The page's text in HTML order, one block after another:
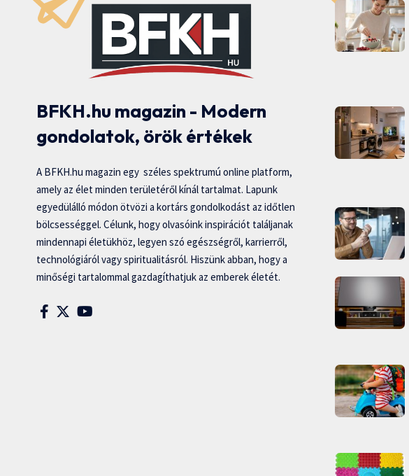
BFKH.hu magazin - Modern
gondolatok, örök értékek
A BFKH.hu magazin egy széles spektrumú online platform,
amely az élet minden területéről kínál tartalmat. Lapunk
egyedülálló módon ötvözi a kortárs gondolkodást az időtlen
bölcsességgel. Célunk, hogy olvasóink inspirációt találjanak
mindennapi életükhöz, legyen szó egészségről, karrierről,
technológiáról vagy spiritualitásról. Hiszünk abban, hogy a
minőségi tartalommal gazdagíthatjuk az emberek életét.